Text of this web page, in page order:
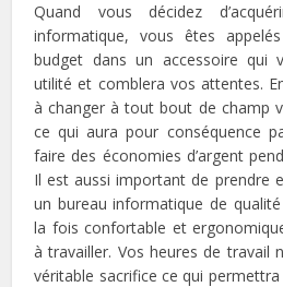
Quand vous décidez
informatique, vous êtes
budget dans un accessoire qui
utilité et comblera vos attentes.
à changer à tout bout de champ
ce qui aura pour conséquence
faire des économies d’argent
Il est aussi important de prendre
un bureau informatique de
la fois confortable et
à travailler. Vos heures de travail
véritable sacrifice ce qui permettra